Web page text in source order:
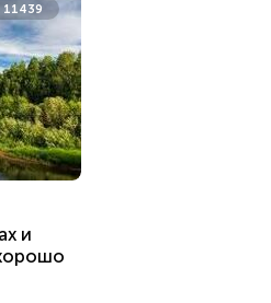
11439
и